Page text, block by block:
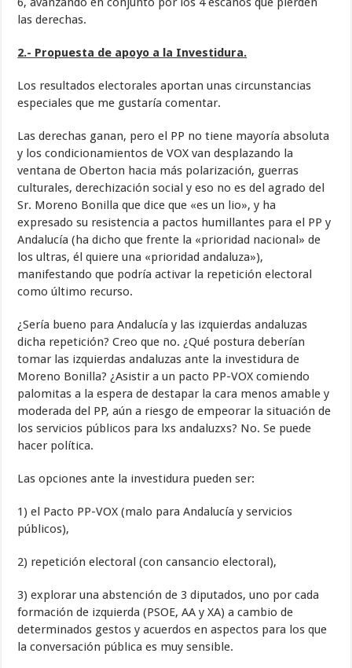
las derechas.
2.- Propuesta de apoyo a la Investidura.
Los resultados electorales aportan unas circunstancias
especiales que me gustaría comentar.
Las derechas ganan, pero el PP no tiene mayoría absoluta
y los condicionamientos de VOX van desplazando la
ventana de Oberton hacia más polarización, guerras
culturales, derechización social y eso no es del agrado del
Sr. Moreno Bonilla que dice que «es un lio», y ha
expresado su resistencia a pactos humillantes para el PP y
Andalucía (ha dicho que frente la «prioridad nacional» de
los ultras, él quiere una «prioridad andaluza»),
manifestando que podría activar la repetición electoral
como último recurso.
¿Sería bueno para Andalucía y las izquierdas andaluzas
dicha repetición? Creo que no. ¿Qué postura deberían
tomar las izquierdas andaluzas ante la investidura de
Moreno Bonilla? ¿Asistir a un pacto PP-VOX comiendo
palomitas a la espera de destapar la cara menos amable y
moderada del PP, aún a riesgo de empeorar la situación de
los servicios públicos para lxs andaluzxs? No. Se puede
hacer política.
Las opciones ante la investidura pueden ser:
1) el Pacto PP-VOX (malo para Andalucía y servicios
públicos),
2) repetición electoral (con cansancio electoral),
3) explorar una abstención de 3 diputados, uno por cada
formación de izquierda (PSOE, AA y XA) a cambio de
determinados gestos y acuerdos en aspectos para los que
la conversación pública es muy sensible.